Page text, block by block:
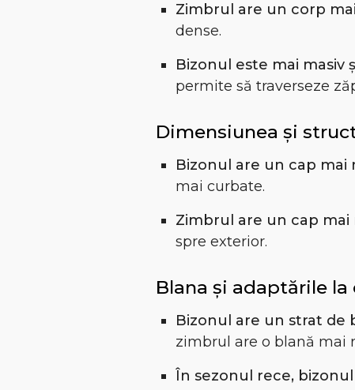
Zimbrul are un corp
dense.
Bizonul este mai masiv
permite să traverseze
Dimensiunea și
Bizonul are un cap mai
mai curbate.
Zimbrul are un cap
spre exterior.
Blana și adaptările la
Bizonul are un strat de
zimbrul are o blană mai
În sezonul rece,